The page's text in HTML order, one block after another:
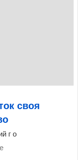
своя
г о